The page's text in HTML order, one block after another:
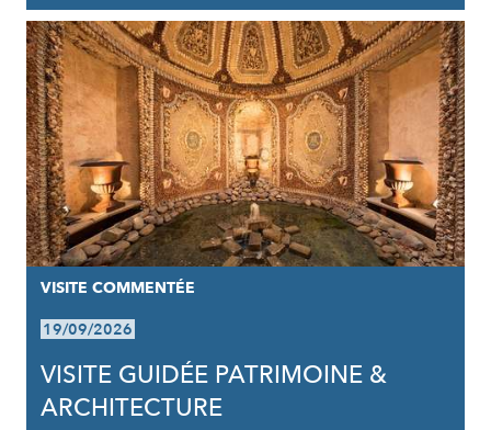
VISITE COMMENTÉE
19/09/2026
VISITE GUIDÉE PATRIMOINE &
ARCHITECTURE